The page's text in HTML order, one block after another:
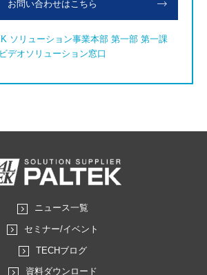
お問い合わせはこちら
ソリューション事業本部 第一部 第一課
ビデオソリューション窓口
ニュース一覧
セミナー/イベント
TECHブログ
資料ダウンロード